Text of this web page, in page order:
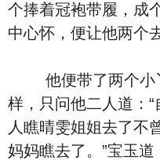
个捧着冠袍带履，成
中心怀，便让他两个
他便带了两个小
样，只问他二人道：
人瞧晴雯姐姐去了不
妈妈瞧去了。”宝玉道